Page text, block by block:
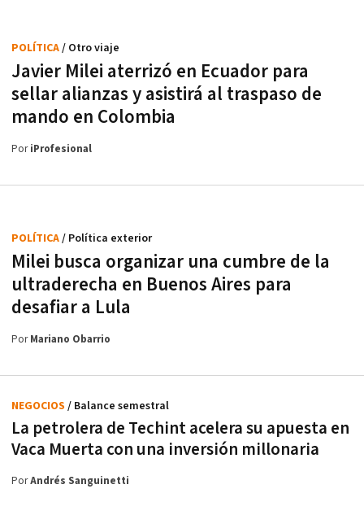
Javier Milei aterrizó en Ecuador para
sellar alianzas y asistirá al traspaso de
mando en Colombia
POLÍTICA/ Otro viaje
PoriProfesional
Milei busca organizar una cumbre de la
ultraderecha en Buenos Aires para
desafiar a Lula
POLÍTICA/ Política exterior
PorMariano Obarrio
La petrolera de Techint acelera su apuesta en
Vaca Muerta con una inversión millonaria
NEGOCIOS / Balance semestral
PorAndrés Sanguinetti